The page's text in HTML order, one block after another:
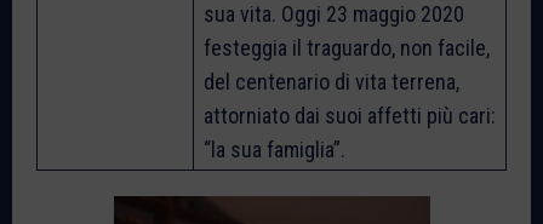
sua vita. Oggi 23 maggio 2020
festeggia il traguardo, non facile,
del centenario di vita terrena,
attorniato dai suoi affetti più cari:
“la sua famiglia”.